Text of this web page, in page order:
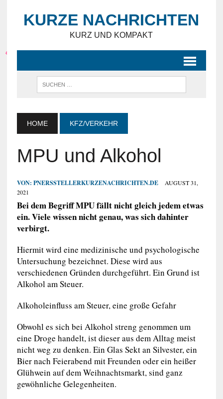
KURZE NACHRICHTEN
KURZ UND KOMPAKT
HOME KFZ/VERKEHR
MPU und Alkohol
VON: PNERSSTELLERKURZENACHRICHTEN.DE
AUGUST 31,
2021
Bei dem Begriff MPU fällt nicht gleich jedem etwas
ein. Viele wissen nicht genau, was sich dahinter
verbirgt.
Hiermit wird eine medizinische und psychologische
Untersuchung bezeichnet. Diese wird aus
verschiedenen Gründen durchgeführt. Ein Grund ist
Alkohol am Steuer.
Alkoholeinfluss am Steuer, eine große Gefahr
Obwohl es sich bei Alkohol streng genommen um
eine Droge handelt, ist dieser aus dem Alltag meist
nicht weg zu denken. Ein Glas Sekt an Silvester, ein
Bier nach Feierabend mit Freunden oder ein heißer
Glühwein auf dem Weihnachtsmarkt, sind ganz
gewöhnliche Gelegenheiten.